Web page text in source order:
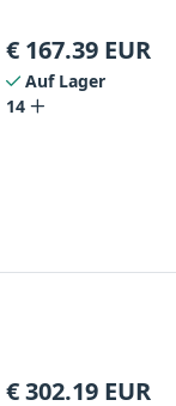
€ 167.39 EUR
Auf Lager
14
€302.19 EUR